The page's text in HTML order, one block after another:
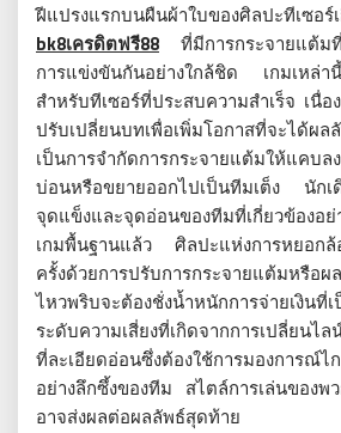
ฝีแปรงแรกบนผืนผ้าใบของศิลปะทีเซอร์
bk8เครดิตฟรี88 ที่มีการกระจายแต้ม
การแข่งขันกันอย่างใกล้ชิด เกมเหล่า
สำหรับทีเซอร์ที่ประสบความสำเร็จ เนื่
ปรับเปลี่ยนบทเพื่อเพิ่มโอกาสที่จะไ
เป็นการจำกัดการกระจายแต้มให้แคบ
บ่อนหรือขยายออกไปเป็นทีมเต็ง นักเ
จุดแข็งและจุดอ่อนของทีมที่เกี่ยวข้องอ
เกมพื้นฐานแล้ว ศิลปะแห่งการหยอกล้
ครั้งด้วยการปรับการกระจายแต้มหรื
ไหวพริบจะต้องชั่งน้ำหนักการจ่ายเงินที่
ระดับความเสี่ยงที่เกิดจากการเปลี่ยน
ที่ละเอียดอ่อนซึ่งต้องใช้การมองการณ์ไ
อย่างลึกซึ้งของทีม สไตล์การเล่นของพ
อาจส่งผลต่อผลลัพธ์สุดท้าย